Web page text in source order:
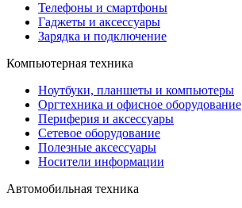
Телефоны и смартфоны
Гаджеты и аксессуары
Зарядка и подключение
Компьютерная техника
Ноутбуки, планшеты и компьютеры
Оргтехника и офисное оборудование
Периферия и аксессуары
Cетевое оборудование
Полезные аксессуары
Носители информации
Автомобильная техника